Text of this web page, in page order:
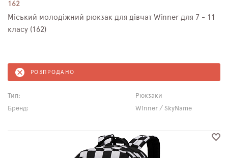
162
Міський молодіжний рюкзак для дівчат Winner для 7 - 11
класу (162)
РОЗПРОДАНО
Тип:
Рюкзаки
Бренд:
Winner / SkyName